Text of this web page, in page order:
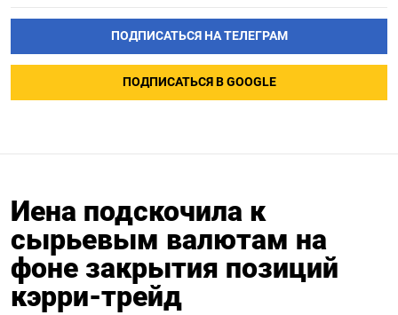
ПОДПИСАТЬСЯ НА ТЕЛЕГРАМ
ПОДПИСАТЬСЯ В GOOGLE
Иена подскочила к
сырьевым валютам на
фоне закрытия позиций
кэрри-трейд